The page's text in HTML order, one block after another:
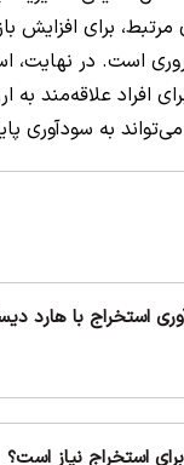
مرتبط، برای افزایش
است. در نهایت،
افراد علاقه‌مند به
به سودآوری
استخراج با هارد
استخراج نیاز است؟